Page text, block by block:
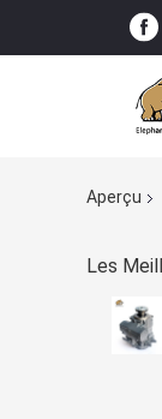
Aperçu
Les